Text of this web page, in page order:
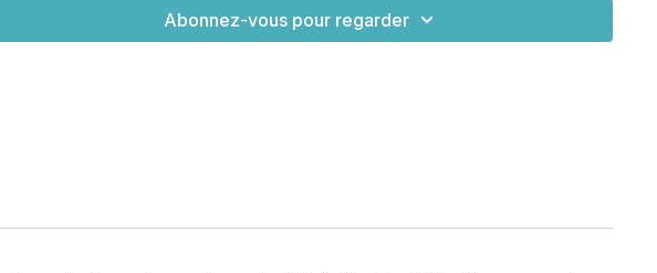
Abonnez-vous pour regarder